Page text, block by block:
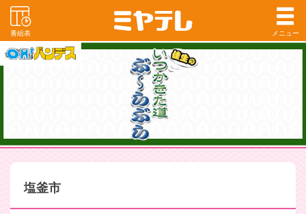
番組表 メニュー
塩釜市